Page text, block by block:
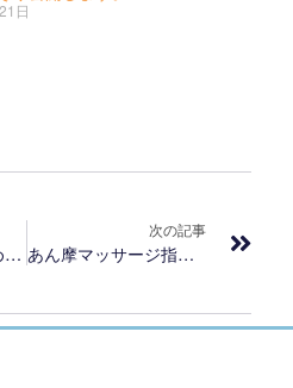
日
moveブログをはじめました
次の記事
あん摩マッサージ指圧師が行う保険治療の仕組みを3分で解説！